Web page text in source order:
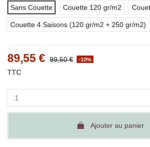
Sans Couette Couette 120 gr/m2
Couette 4 Saisons (120 gr/m2 + 250 gr/m2)
89,55 € 99,50 € -10%
TTC
Ajouter au panier